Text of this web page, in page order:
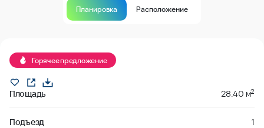
Планировка Расположение
Горячее предложение
Площадь 28.40 м2
Подъезд 1